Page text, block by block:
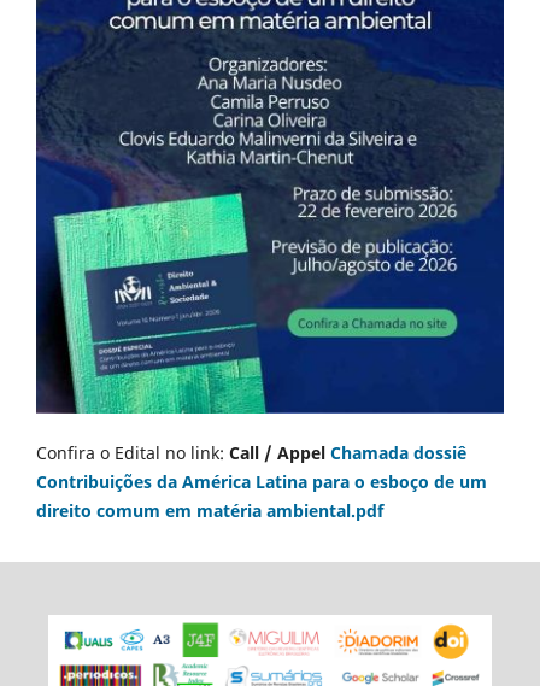
Confira o Edital no link: Call / Appel Chamada dossiê
Contribuições da América Latina para o esboço de um
direito comum em matéria ambiental.pdf